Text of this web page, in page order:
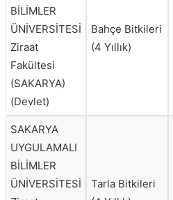
BİLİMLER
ÜNİVERSİTESİ
Ziraat
Fakültesi
(SAKARYA)
(Devlet)
Bahçe Bitkileri
(4 Yıllık)
SAKARYA
UYGULAMALI
BİLİMLER
ÜNİVERSİTESİ
Tarla Bitkileri